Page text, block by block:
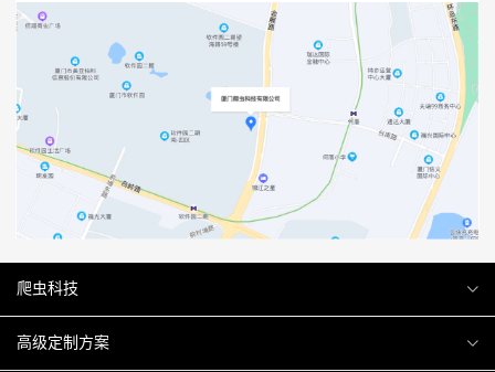
爬虫科技
爬虫案例
高级定制方案